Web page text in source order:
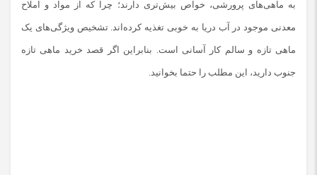
به ماهی‌های پرورشی، خواص بیش‌تری دارند؛ چرا که از مواد و املاح
معدنی موجود در آب دریا به خوبی تغذیه کرده‌اند. تشخیص ویژگی‌های یک
ماهی تازه و سالم کار آسانی است. بنابراین اگر قصد خرید ماهی تازه
جنوب دارید، این مطلب را حتما بخوانید.